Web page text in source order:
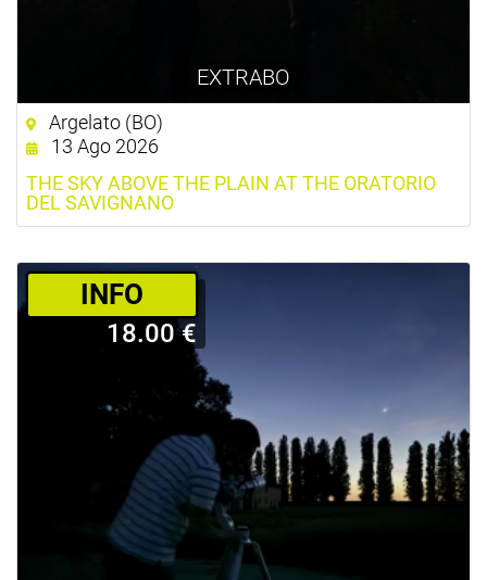
EXTRABO
Argelato (BO)
13 Ago 2026
THE SKY ABOVE THE PLAIN AT THE ORATORIO
DEL SAVIGNANO
­INFO
18.00 €